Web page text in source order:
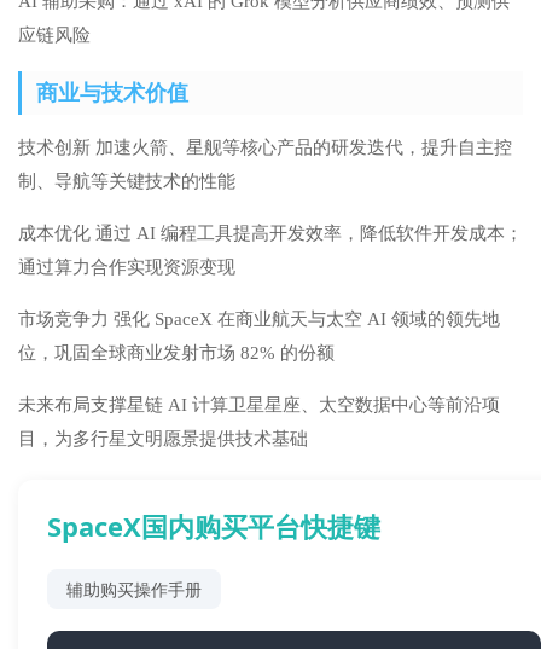
应链风险
商业与技术价值
技术创新 加速火箭、星舰等核心产品的研发迭代，提升自主控
制、导航等关键技术的性能
成本优化 通过 AI 编程工具提高开发效率，降低软件开发成本；
通过算力合作实现资源变现
市场竞争力 强化 SpaceX 在商业航天与太空 AI 领域的领先地
位，巩固全球商业发射市场 82% 的份额
未来布局支撑星链 AI 计算卫星星座、太空数据中心等前沿项
目，为多行星文明愿景提供技术基础
SpaceX国内购买平台快捷键
辅助购买操作手册